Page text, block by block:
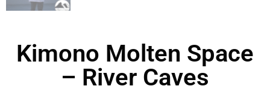
Kimono Molten Space
– River Caves